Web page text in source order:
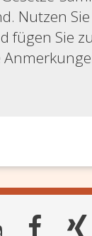
Nutzen
fügen Sie